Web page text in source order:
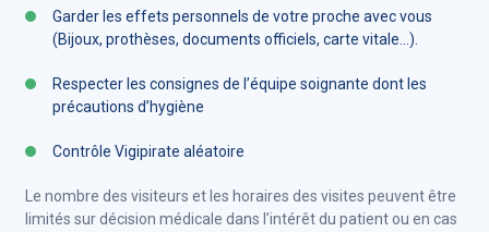
Garder les effets personnels de votre proche avec vous
(Bijoux, prothèses, documents officiels, carte vitale…).
Respecter les consignes de l’équipe soignante dont les
précautions d’hygiène
Contrôle Vigipirate aléatoire
Le nombre des visiteurs et les horaires des visites peuvent être
limités sur décision médicale dans l’intérêt du patient ou en cas